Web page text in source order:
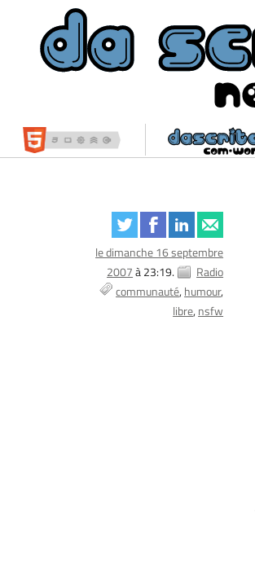
le dimanche 16 septembre
2007à 23:19.
Radio
communauté humour
libre nsfw